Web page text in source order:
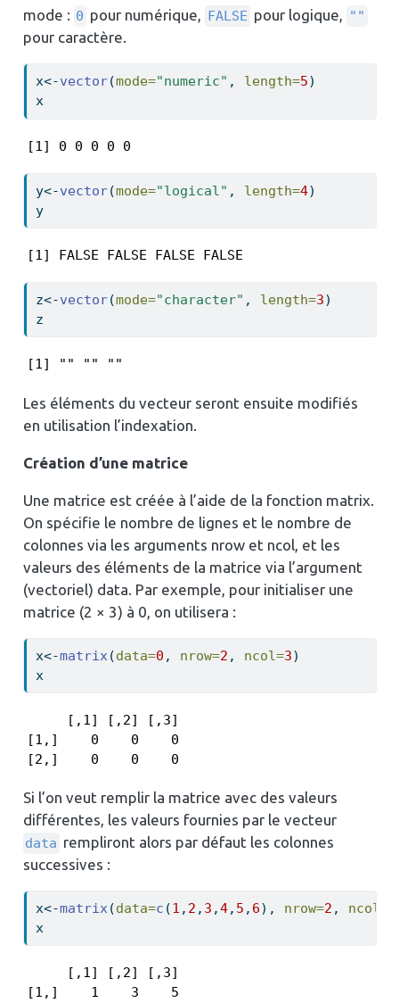
mode : 0 pour numérique, FALSE pour logique, ""
pour caractère.
x<-vector(mode="numeric" , length=5)
x
[1] 0 0 0 0 0
y<-vector(mode="logical" , length=4)
y
[1] FALSE FALSE FALSE FALSE
z<-vector(mode="character" , length=3)
z
[1] "" "" ""
Les éléments du vecteur seront ensuite modifiés
en utilisation l’indexation.
Création d’une matrice
Une matrice est créée à l’aide de la fonction matrix.
On spécifie le nombre de lignes et le nombre de
colonnes via les arguments nrow et ncol, et les
valeurs des éléments de la matrice via l’argument
(vectoriel) data. Par exemple, pour initialiser une
matrice (2 × 3) à 0, on utilisera :
x<-matrix (data=0 , nrow=2 , ncol=3)
x
     [,1] [,2] [,3]
[1,]    0    0    0
[2,]    0    0    0
Si l’on veut remplir la matrice avec des valeurs
différentes, les valeurs fournies par le vecteur
data rempliront alors par défaut les colonnes
successives :
x<-matrix(data=c (1 , 2 , 3 ,4, 5 , 6), nrow=2 , ncol=
x
     [,1] [,2] [,3]
[1,]    1    3    5